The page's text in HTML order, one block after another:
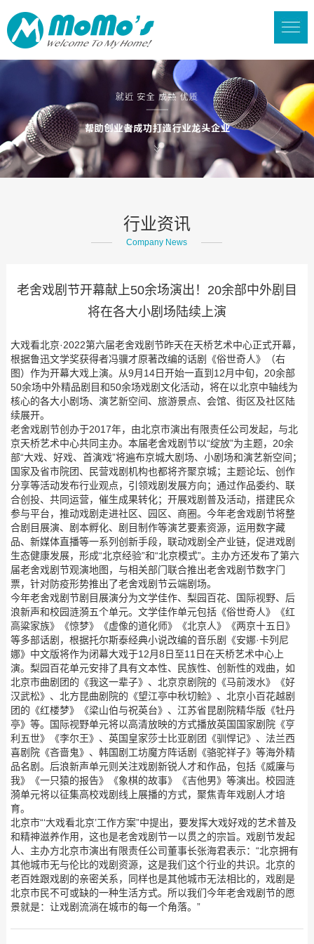
行业资讯
Company News
老舍戏剧节开幕献上50余场演出！20余部中外剧目
将在各大小剧场陆续上演
大戏看北京·2022第六届老舍戏剧节昨天在天桥艺术中心正式开幕，
根据鲁迅文学奖获得者冯骥才原著改编的话剧《俗世奇人》（右
图）作为开幕大戏上演。从9月14日开始一直到12月中旬，20余部
50余场中外精品剧目和50余场戏剧文化活动，将在以北京中轴线为
核心的各大小剧场、演艺新空间、旅游景点、会馆、街区及社区陆
续展开。
老舍戏剧节创办于2017年，由北京市演出有限责任公司发起，与北
京天桥艺术中心共同主办。本届老舍戏剧节以“绽放”为主题，20余
部“大戏、好戏、首演戏”将遍布京城大剧场、小剧场和演艺新空间；
国家及省市院团、民营戏剧机构也都将齐聚京城；主题论坛、创作
分享等活动发布行业观点，引领戏剧发展方向；通过作品委约、联
合创投、共同运营，催生成果转化；开展戏剧普及活动，搭建民众
参与平台，推动戏剧走进社区、园区、商圈。今年老舍戏剧节将整
合剧目展演、剧本孵化、剧目制作等演艺要素资源，运用数字藏
品、新媒体直播等一系列创新手段，联动戏剧全产业链，促进戏剧
生态健康发展，形成“北京经验”和“北京模式”。主办方还发布了第六
届老舍戏剧节观演地图，与相关部门联合推出老舍戏剧节数字门
票，针对防疫形势推出了老舍戏剧节云端剧场。
今年老舍戏剧节剧目展演分为文学佳作、梨园百花、国际视野、后
浪新声和校园涟漪五个单元。文学佳作单元包括《俗世奇人》《红
高粱家族》《惊梦》《虚像的道化师》《北京人》《两京十五日》
等多部话剧，根据托尔斯泰经典小说改编的音乐剧《安娜·卡列尼
娜》中文版将作为闭幕大戏于12月8日至11日在天桥艺术中心上
演。梨园百花单元安排了具有文本性、民族性、创新性的戏曲，如
北京市曲剧团的《我这一辈子》、北京京剧院的《马前泼水》《好
汉武松》、北方昆曲剧院的《望江亭中秋切鲙》、北京小百花越剧
团的《红楼梦》《梁山伯与祝英台》、江苏省昆剧院精华版《牡丹
亭》等。国际视野单元将以高清放映的方式播放英国国家剧院《亨
利五世》《李尔王》、英国皇家莎士比亚剧团《驯悍记》、法兰西
喜剧院《吝啬鬼》、韩国剧工坊魔方阵话剧《骆驼祥子》等海外精
品名剧。后浪新声单元则关注戏剧新锐人才和作品，包括《威廉与
我》《一只猿的报告》《象棋的故事》《吉他男》等演出。校园涟
漪单元将以征集高校戏剧线上展播的方式，聚焦青年戏剧人才培
育。
北京市“‘大戏看北京’工作方案”中提出，要发挥大戏好戏的艺术普及
和精神滋养作用，这也是老舍戏剧节一以贯之的宗旨。戏剧节发起
人、主办方北京市演出有限责任公司董事长张海君表示：“北京拥有
其他城市无与伦比的戏剧资源，这是我们这个行业的共识。北京的
老百姓跟戏剧的亲密关系，同样也是其他城市无法相比的，戏剧是
北京市民不可或缺的一种生活方式。所以我们今年老舍戏剧节的愿
景就是：让戏剧流淌在城市的每一个角落。”